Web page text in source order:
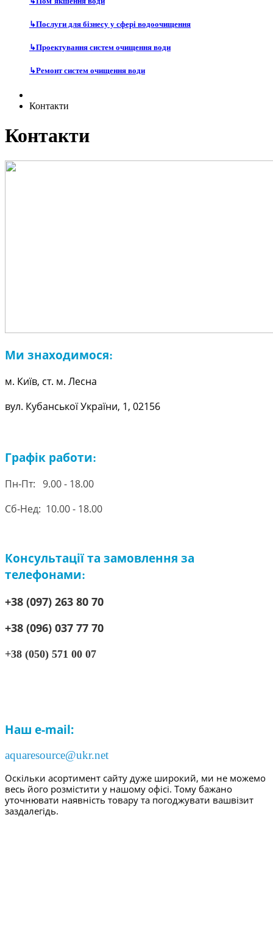
↳Послуги для бізнесу у сфері водоочищення
↳Проектування систем очищення води
↳Ремонт систем очищення води
Контакти
Контакти
Ми знаходимося:
м. Київ, ст. м. Лесна
вул. Кубанської України, 1, 02156
Графік работи:
Пн-Пт: 9.00 - 18.00
Сб-Нед: 10.00 - 18.00
Консультації та замовлення за
телефонами:
+38 (097) 263 80 70
+38 (096) 037 77 70
+38 (050) 571 00 07
Наш e-mail:
aquaresource@ukr.net
Оскільки асортимент сайту дуже широкий, ми не можемо
весь його розмістити у нашому офісі. Тому бажано
уточнювати наявність товару та погоджувати вашвізит
заздалегідь.